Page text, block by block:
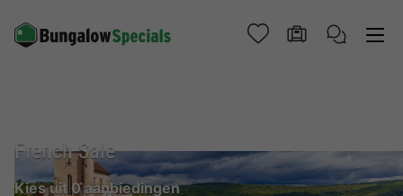
French Sale
Kies uit 0 aanbiedingen